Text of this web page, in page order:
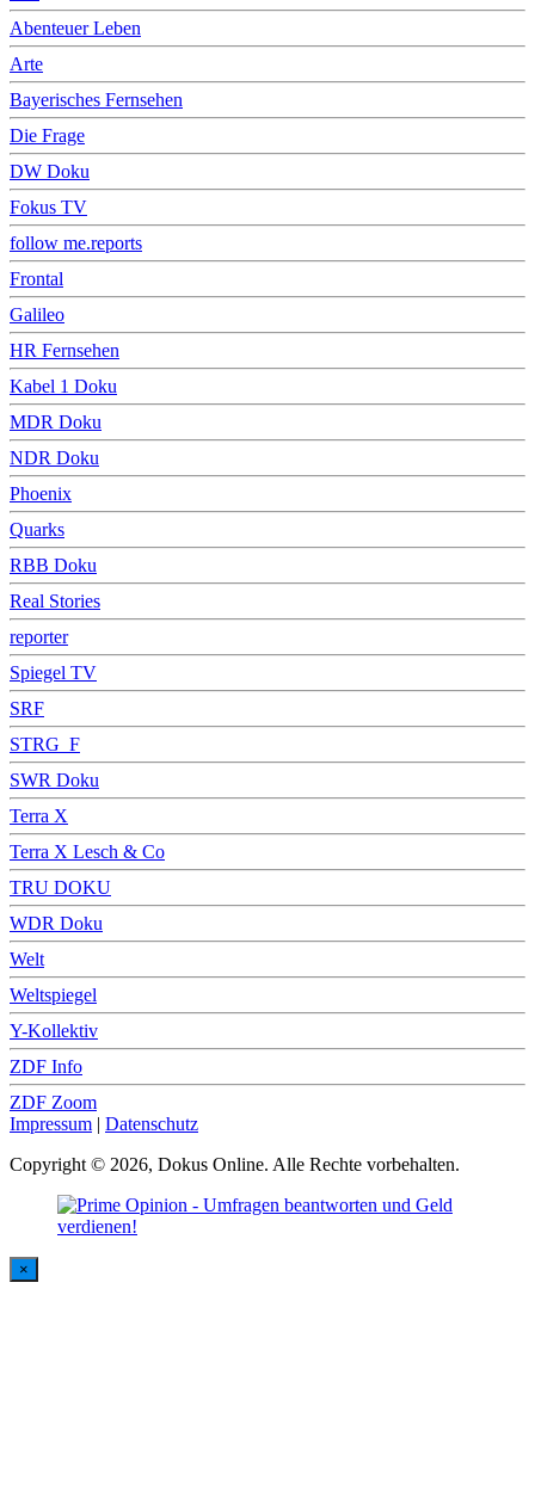
Abenteuer Leben
Arte
Bayerisches Fernsehen
Die Frage
DW Doku
Fokus TV
follow me.reports
Frontal
Galileo
HR Fernsehen
Kabel 1 Doku
MDR Doku
NDR Doku
Phoenix
Quarks
RBB Doku
Real Stories
reporter
Spiegel TV
SRF
STRG_F
SWR Doku
Terra X
Terra X Lesch & Co
TRU DOKU
WDR Doku
Welt
Weltspiegel
Y-Kollektiv
ZDF Info
ZDF Zoom
Impressum | Datenschutz
Copyright © 2026, Dokus Online. Alle Rechte vorbehalten.
×